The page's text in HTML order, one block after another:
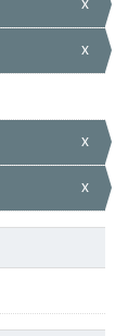
x
x
x
x